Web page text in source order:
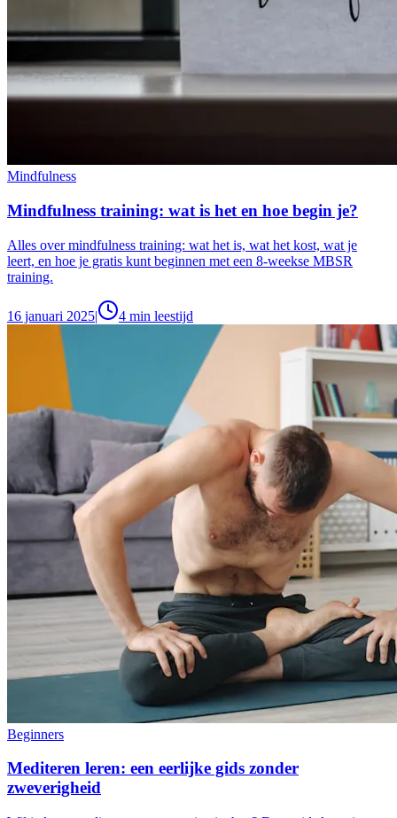
Mindfulness
Mindfulness training: wat is het en hoe begin je?
Alles over mindfulness training: wat het is, wat het kost, wat je
leert, en hoe je gratis kunt beginnen met een 8-weekse MBSR
training.
16 januari 2025| 4 min leestijd
Beginners
Mediteren leren: een eerlijke gids zonder
zweverigheid